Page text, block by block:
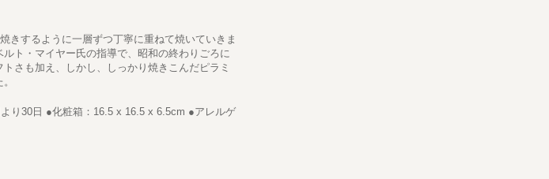
きするように一層ずつ丁寧に重ねて焼いていきま
ト・マイヤー氏の指導で、昭和の終わりごろに
さも加え、しかし、しっかり焼きこんだピラミ
り30日 ●化粧箱：16.5 x 16.5 x 6.5cm ●アレルゲ